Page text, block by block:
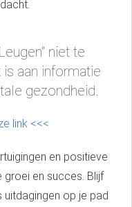
niet te
aan informatie
gezondheid.
link <<<
en positieve
en succes. Blijf
op je pad